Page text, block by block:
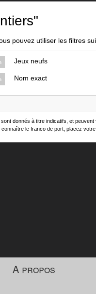
pouvez utiliser les filtres
Jeux neufs
Nom exact
donnés à titre indicatifs, et
connaître le franco de port, placez
A propos